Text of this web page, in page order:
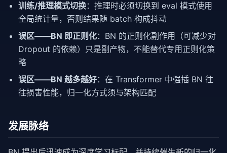
训练/推理模式切换：推理时必须切换到 eval 模式使用
全局统计量，否则结果随 batch 构成抖动
误区——BN 即正则化：BN 的正则化副作用（可减少对
Dropout 的依赖）只是副产物，不能替代专用正则化策
略
误区——BN 越多越好：在 Transformer 中强插 BN 往
往损害性能，归一化方式须与架构匹配
发展脉络